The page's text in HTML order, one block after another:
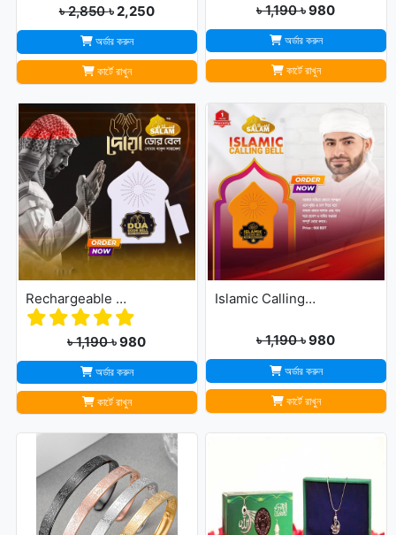
৳ 2,850৳ 2,250
অর্ডার করুন
কার্টে রাখুন
৳ 1,190৳ 980
অর্ডার করুন
কার্টে রাখুন
Rechargeable Dua Door Bell
৳ 1,190৳ 980
অর্ডার করুন
কার্টে রাখুন
Islamic Calling Bell
৳ 1,190৳ 980
অর্ডার করুন
কার্টে রাখুন